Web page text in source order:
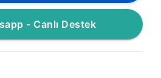
- Canlı Destek